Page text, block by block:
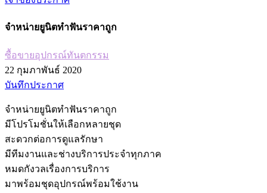
จำหน่ายยูนิตทำฟันราคาถูก
ซื้อขายอุปกรณ์ทันตกรรม
22 กุมภาพันธ์ 2020
บันทึกประกาศ
จำหน่ายยูนิตทำฟันราคาถูก
มีโปรโมชั่นให้เลือกหลายชุด
สะดวกต่อการดูแลรักษา
มีทีมงานและช่างบริการประจำทุกภาค
หมดกังวลเรื่องการบริการ
มาพร้อมชุดอุปกรณ์พร้อมใช้งาน